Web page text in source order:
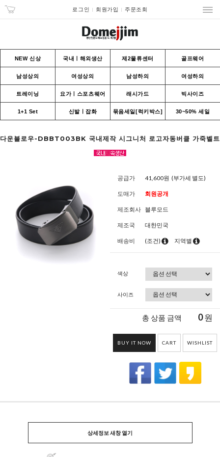
로그인 회원가입 주문조회
NEW 신상 국내ㅣ해외생산 제2물류센터 골프웨어
남성상의 여성상의 남성하의 여성하의
트레이닝 요가ㅣ스포츠웨어 래시가드 빅사이즈
1+1 Set 신발ㅣ잡화 묶음세일[럭키박스] 30~50% 세일
다운블로우-DBBT003BK 국내제작 시그니처 로고자동버클 가죽벨트
공급가 41,600원 (부가세 별도)
도매가 회원공개
제조회사 블루모드
제조국 대한민국
배송비 (조건) 지역별
색상
사이즈
총 상품 금액 0원
BUY IT NOW CART WISHLIST
상세정보 새창 열기